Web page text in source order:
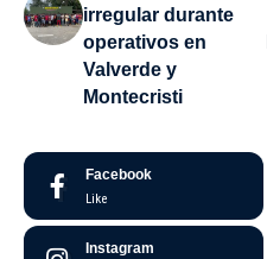
irregular durante
operativos en
Valverde y
Montecristi
Facebook
Like
Instagram